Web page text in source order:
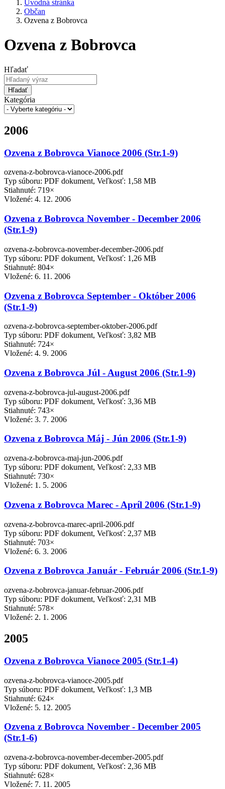
Úvodná stránka
Občan
Ozvena z Bobrovca
Ozvena z Bobrovca
Hľadať
Hľadať
Kategória
2006
Ozvena z Bobrovca Vianoce 2006 (Str.1-9)
ozvena-z-bobrovca-vianoce-2006.pdf
Typ súboru: PDF dokument, Veľkosť: 1,58 MB
Stiahnuté: 719×
Vložené: 4. 12. 2006
Ozvena z Bobrovca November - December 2006
(Str.1-9)
ozvena-z-bobrovca-november-december-2006.pdf
Typ súboru: PDF dokument, Veľkosť: 1,26 MB
Stiahnuté: 804×
Vložené: 6. 11. 2006
Ozvena z Bobrovca September - Október 2006
(Str.1-9)
ozvena-z-bobrovca-september-oktober-2006.pdf
Typ súboru: PDF dokument, Veľkosť: 3,82 MB
Stiahnuté: 724×
Vložené: 4. 9. 2006
Ozvena z Bobrovca Júl - August 2006 (Str.1-9)
ozvena-z-bobrovca-jul-august-2006.pdf
Typ súboru: PDF dokument, Veľkosť: 3,36 MB
Stiahnuté: 743×
Vložené: 3. 7. 2006
Ozvena z Bobrovca Máj - Jún 2006 (Str.1-9)
ozvena-z-bobrovca-maj-jun-2006.pdf
Typ súboru: PDF dokument, Veľkosť: 2,33 MB
Stiahnuté: 730×
Vložené: 1. 5. 2006
Ozvena z Bobrovca Marec - Apríl 2006 (Str.1-9)
ozvena-z-bobrovca-marec-april-2006.pdf
Typ súboru: PDF dokument, Veľkosť: 2,37 MB
Stiahnuté: 703×
Vložené: 6. 3. 2006
Ozvena z Bobrovca Január - Február 2006 (Str.1-9)
ozvena-z-bobrovca-januar-februar-2006.pdf
Typ súboru: PDF dokument, Veľkosť: 2,31 MB
Stiahnuté: 578×
Vložené: 2. 1. 2006
2005
Ozvena z Bobrovca Vianoce 2005 (Str.1-4)
ozvena-z-bobrovca-vianoce-2005.pdf
Typ súboru: PDF dokument, Veľkosť: 1,3 MB
Stiahnuté: 624×
Vložené: 5. 12. 2005
Ozvena z Bobrovca November - December 2005
(Str.1-6)
ozvena-z-bobrovca-november-december-2005.pdf
Typ súboru: PDF dokument, Veľkosť: 2,36 MB
Stiahnuté: 628×
Vložené: 7. 11. 2005